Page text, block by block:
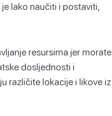
lako naučiti i postaviti,
resursima jer morate
dosljednosti i
različite lokacije i likove iz